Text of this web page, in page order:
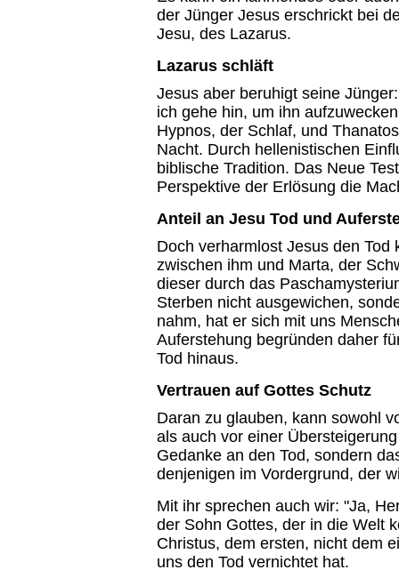
der Jünger Jesus erschrickt bei
Jesu, des Lazarus.
Lazarus schläft
Jesus aber beruhigt seine
ich gehe hin, um ihn
Hypnos, der Schlaf, und
Nacht. Durch hellenistischen
biblische Tradition. Das Neue
Perspektive der Erlösung die
Anteil an Jesu Tod und
Doch verharmlost Jesus den
zwischen ihm und Marta, der
dieser durch das
Sterben nicht ausgewichen,
nahm, hat er sich mit uns
Auferstehung begründen daher
Tod hinaus.
Vertrauen auf Gottes Schutz
Daran zu glauben, kann sowohl
als auch vor einer
Gedanke an den Tod, sondern
denjenigen im Vordergrund, der
Mit ihr sprechen auch wir: "Ja,
der Sohn Gottes, der in die Welt
Christus, dem ersten, nicht dem
uns den Tod vernichtet hat.